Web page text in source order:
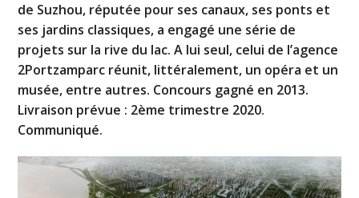
de Suzhou, réputée pour ses canaux, ses ponts et
ses jardins classiques, a engagé une série de
projets sur la rive du lac. A lui seul, celui de l’agence
2Portzamparc réunit, littéralement, un opéra et un
musée, entre autres. Concours gagné en 2013.
Livraison prévue : 2ème trimestre 2020.
Communiqué.